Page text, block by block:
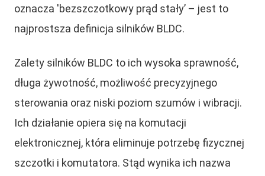
oznacza 'bezszczotkowy prąd stały’ – jest to
najprostsza definicja silników BLDC.
Zalety silników BLDC to ich wysoka sprawność,
długa żywotność, możliwość precyzyjnego
sterowania oraz niski poziom szumów i wibracji.
Ich działanie opiera się na komutacji
elektronicznej, która eliminuje potrzebę fizycznej
szczotki i komutatora. Stąd wynika ich nazwa